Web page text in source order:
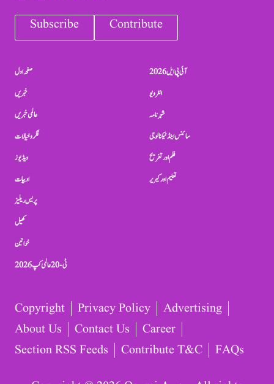
Subscribe Contribute
صفحہ اول
خبریں
عالمی خبریں
فکر و خیالات
ویڈیوز
ادبیات
پریس ریلیز
کھیل
خواتین
ٹی-20 عالمی کپ 2026
آئی پی ایل 2026
انٹرویو
شہرنامہ
سائنس اینڈ ٹیکنالوجی
فلم اور تفریح
تعلیم اور کیریر
Copyright Privacy Policy
Advertising
About Us
Contact Us
Career
Section RSS Feeds
Contribute T&C FAQs